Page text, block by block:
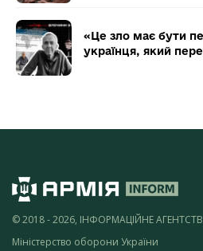
«Це зло має бути
українця, який
© 2018 - 2026, ІНФОРМАЦІЙНЕ
Міністерство оборони України